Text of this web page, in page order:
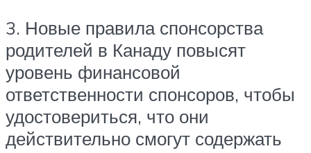
3. Новые правила спонсорства
родителей в Канаду повысят
уровень финансовой
ответственности спонсоров, чтобы
удостовериться, что они
действительно смогут содержать